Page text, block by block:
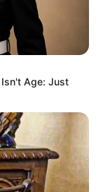
Age: Just